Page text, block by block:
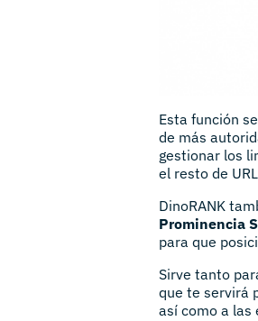
Esta función
de más
gestionar los
el resto de
DinoRANK
Prominencia
para que
Sirve tanto
que te servirá
así como a las